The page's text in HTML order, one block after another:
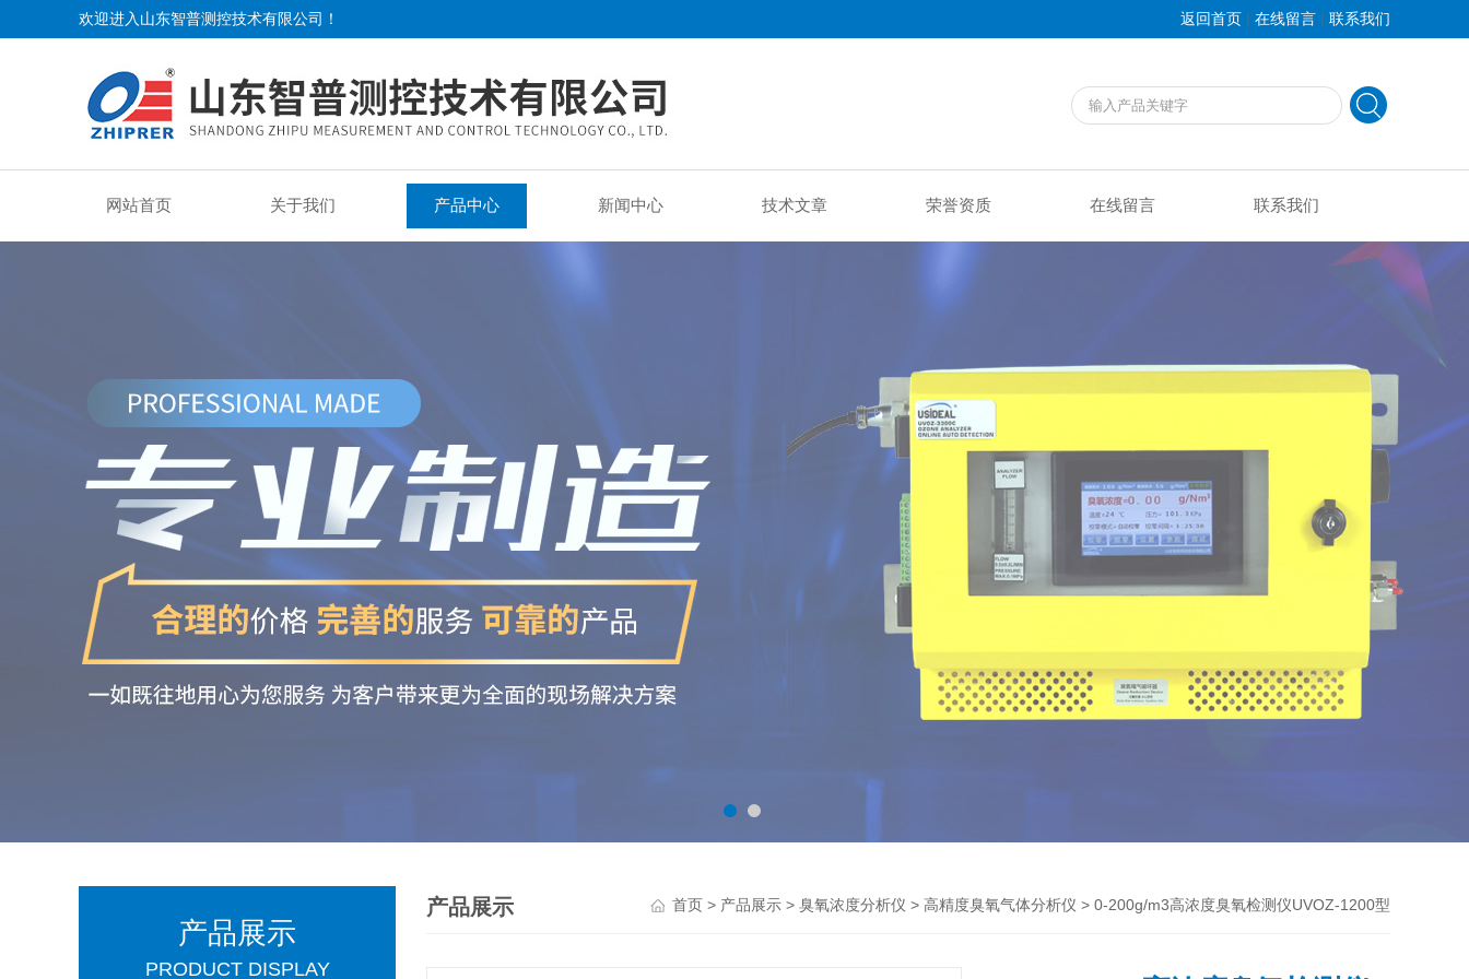
欢迎进入山东智普测控技术有限公司！ 返回首页 | 在线留言 | 联系我们
网站首页 关于我们 产品中心 新闻中心 技术文章 荣誉资质 在线留言 联系我们
产品展示
PRODUCT DISPLAY
产品展示 首页 > 产品展示 > 臭氧浓度分析仪 > 高精度臭氧气体分析仪 > 0-200g/m3高浓度臭氧检测仪UVOZ-1200型